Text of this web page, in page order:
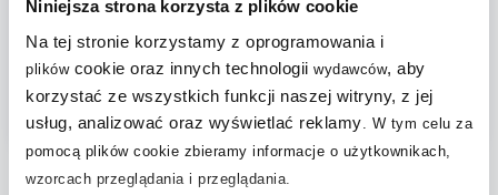
Niniejsza strona korzysta z plików cookie
Na tej stronie korzystamy z oprogramowania i
plikówcookie oraz innych technologii wydawców, aby
korzystać ze wszystkich funkcji naszej witryny, z jej
usług, analizować oraz wyświetlać reklamy
W tym celu za
pomocą plików cookie zbieramy informacje o użytkownikach,
wzorcach przeglądania i przeglądania.
44
695,
44
520
Cena kat.: 626,14 zł